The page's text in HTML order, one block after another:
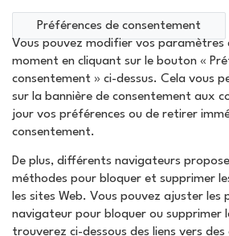
Préférences de consentement
Vous pouvez modifier vos paramètres
moment en cliquant sur le bouton «
consentement » ci-dessus. Cela vous
sur la bannière de consentement aux
jour vos préférences ou de retirer
consentement.
De plus, différents navigateurs
méthodes pour bloquer et supprimer
les sites Web. Vous pouvez ajuster
navigateur pour bloquer ou supprimer
trouverez ci-dessous des liens vers des